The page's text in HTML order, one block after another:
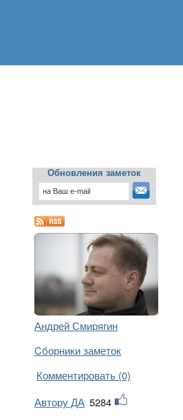
Обновления заметок
Андрей Смирягин
Cборники заметок
Комментировать (0)
Автору ДА 5284